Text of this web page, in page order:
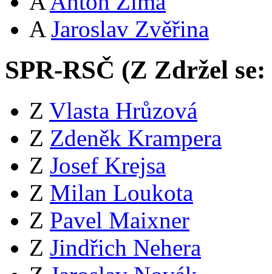
A Jaroslav Zvěřina
SPR-RSČ (Z Zdržel se:
Z Vlasta Hrůzová
Z Zdeněk Krampera
Z Josef Krejsa
Z Milan Loukota
Z Pavel Maixner
Z Jindřich Nehera